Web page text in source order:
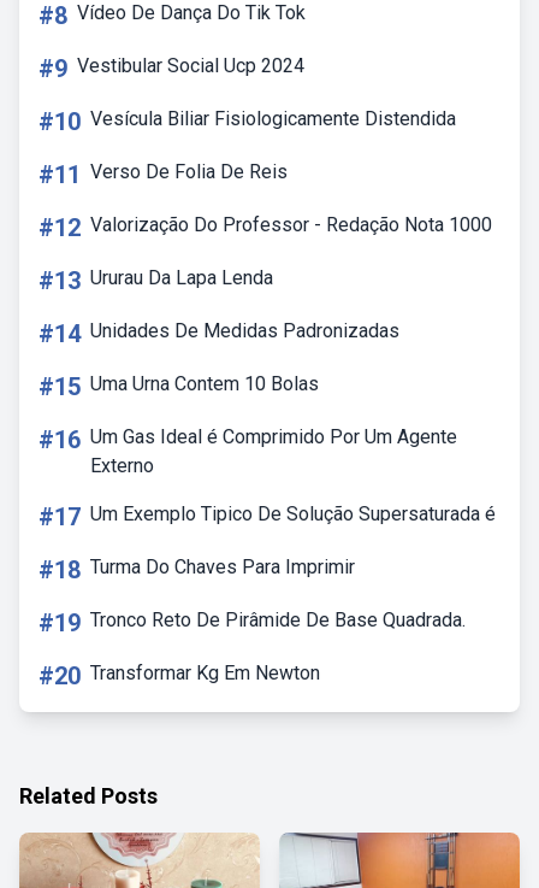
#8 Vídeo De Dança Do Tik Tok
#9 Vestibular Social Ucp 2024
#10 Vesícula Biliar Fisiologicamente Distendida
#11 Verso De Folia De Reis
#12 Valorização Do Professor - Redação Nota 1000
#13 Ururau Da Lapa Lenda
#14 Unidades De Medidas Padronizadas
#15 Uma Urna Contem 10 Bolas
#16 Um Gas Ideal é Comprimido Por Um Agente
Externo
#17 Um Exemplo Tipico De Solução Supersaturada é
#18 Turma Do Chaves Para Imprimir
#19 Tronco Reto De Pirâmide De Base Quadrada.
#20 Transformar Kg Em Newton
Related Posts